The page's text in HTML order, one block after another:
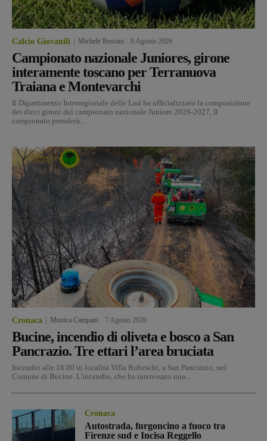
Calcio Giovanili Michele Bossini 8 Agosto 2026
Campionato nazionale Juniores, girone
interamente toscano per Terranuova
Traiana e Montevarchi
Il Dipartimento Interregionale delle Lnd ha ufficializzato la composizione
dei dieci gironi del campionato nazionale Juniore 2026-2027, Il
campionato prenderà...
Cronaca Monica Campani 7 Agosto 2026
Bucine, incendio di oliveta e bosco a San
Pancrazio. Tre ettari l’area bruciata
Incendio alle 16.00 in località Villa Rubeschi, a San Pancrazio, nel
Comune di Bucine. L'incendio, che ha interessato una...
Cronaca
Autostrada, furgoncino a fuoco tra
Firenze sud e Incisa Reggello